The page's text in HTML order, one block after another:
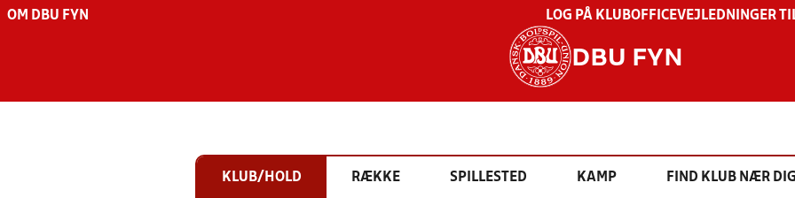
OM DBU FYN LOG PÅ KLUBOFFICEVEJLEDNINGER
DBU FYN
KLUB/HOLD RÆKKE SPILLESTED KAMP FIND KLUB NÆR